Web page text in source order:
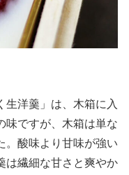
生洋羹」は、木箱に入
味ですが、木箱は単な
。酸味より甘味が強い
は繊細な甘さと爽やか